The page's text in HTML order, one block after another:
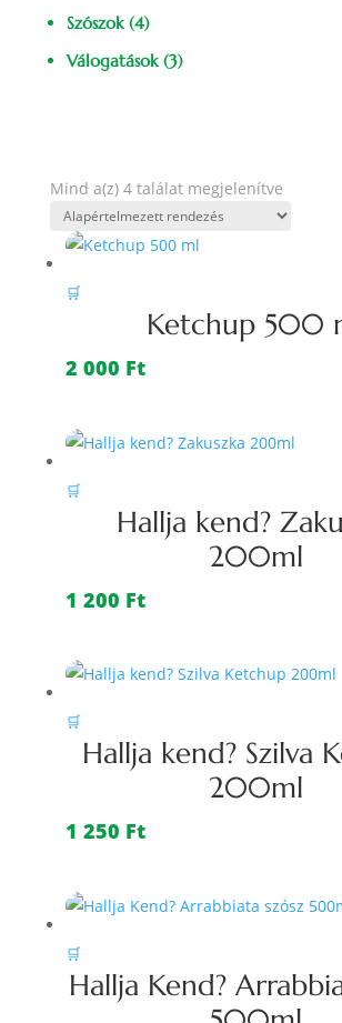
Szószok (4)
Válogatások (3)
Mind a(z) 4 találat megjelenítve
🛒
Ketchup 500
2 000 Ft
🛒
Hallja kend?
200ml
1 200 Ft
🛒
Hallja kend? Szilva
200ml
1 250 Ft
🛒
Hallja Kend?